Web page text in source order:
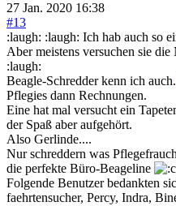
27 Jan. 2020 16:38
#13
:laugh: :laugh: Ich hab auch so
Aber meistens versuchen sie
:laugh:
Beagle-Schredder kenn ich auch.
Pflegies dann Rechnungen.
Eine hat mal versucht ein
der Spaß aber aufgehört.
Also Gerlinde....
Nur schreddern was
die perfekte Büro-Beageline
Folgende Benutzer bedankten
faehrtensucher, Percy, Indra,